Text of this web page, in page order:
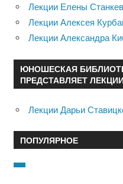
Лекции Елены
Лекции Алексея
Лекции Александра
ЮНОШЕСКАЯ
ПРЕДСТАВЛЯЕТ
Лекции Дарьи
ПОПУЛЯРНОЕ